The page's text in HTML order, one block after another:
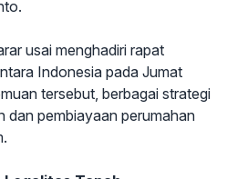
usai menghadiri rapat
Indonesia pada Jumat
tersebut, berbagai strategi
dan pembiayaan perumahan